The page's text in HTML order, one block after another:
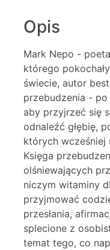
Opis
Mark Nepo -
którego
świecie, autor
przebudzenia -
aby przyjrzeć się
odnaleźć głębię,
których wcześniej
Księga
olśniewających
niczym witaminy
przyjmować
przesłania,
splecione z
temat tego, co